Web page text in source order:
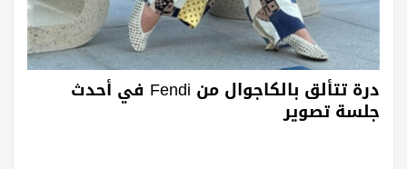
درة تتألق بالكاجوال من Fendi في أحدث
جلسة تصوير